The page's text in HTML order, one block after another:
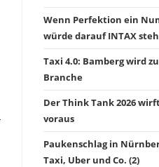
Wenn Perfektion ein
würde darauf INTAX
Taxi 4.0: Bamberg wird
Branche
Der Think Tank 2026
voraus
Paukenschlag in
Taxi, Uber und Co. (2)